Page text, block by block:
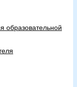
образовательной